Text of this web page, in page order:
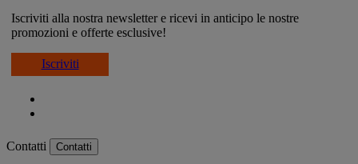
Iscriviti alla nostra newsletter e ricevi in anticipo le nostre
promozioni e offerte esclusive!
Iscriviti
Contatti Contatti